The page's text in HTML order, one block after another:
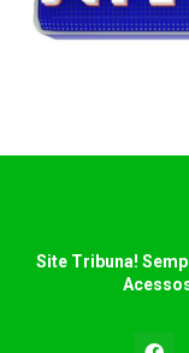
Site Tribuna!